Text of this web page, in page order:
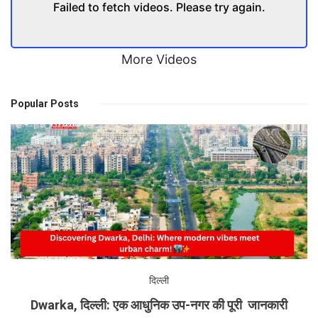
Failed to fetch videos. Please try again.
More Videos
Popular Posts
दिल्ली
Dwarka, दिल्ली: एक आधुनिक उप-नगर की पूरी जानकारी